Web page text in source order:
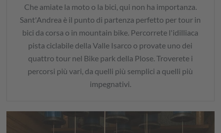
Che amiate la moto o la bici, qui non ha importanza.
Sant'Andrea è il punto di partenza perfetto per tour in
bici da corsa o in mountain bike. Percorrete l'idilliaca
pista ciclabile della Valle Isarco o provate uno dei
quattro tour nel Bike park della Plose. Troverete i
percorsi più vari, da quelli più semplici a quelli più
impegnativi.